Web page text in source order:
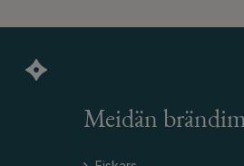
Meidän